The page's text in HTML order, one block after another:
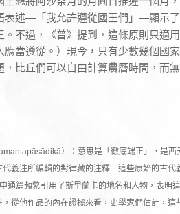
表述—「我允許遵從國王們」—顯示了
。不過，《普》提到，這條原則只適
應當遵從。）現今，只有少數幾個國
，比丘們可以自由計算農曆時間，而
）：意思是「徹底端正」，是
義注所編輯的對律藏的注釋。這些原始的古
通篇頻繁引用了斯里蘭卡的地名和人物，表
從他作品的內在證據來看，史學家們估計，